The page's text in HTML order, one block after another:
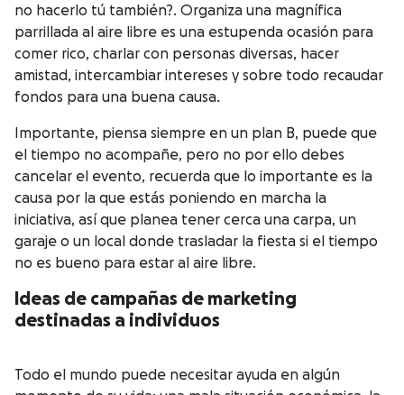
no hacerlo tú también?. Organiza una magnífica
parrillada al aire libre es una estupenda ocasión para
comer rico, charlar con personas diversas, hacer
amistad, intercambiar intereses y sobre todo recaudar
fondos para una buena causa.
Importante, piensa siempre en un plan B, puede que
el tiempo no acompañe, pero no por ello debes
cancelar el evento, recuerda que lo importante es la
causa por la que estás poniendo en marcha la
iniciativa, así que planea tener cerca una carpa, un
garaje o un local donde trasladar la fiesta si el tiempo
no es bueno para estar al aire libre.
Ideas de campañas de marketing
destinadas a individuos
Todo el mundo puede necesitar ayuda en algún